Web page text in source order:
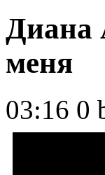
Диана
меня
03:16 0